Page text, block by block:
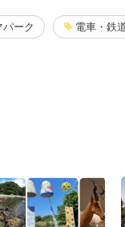
パーク 電車・鉄